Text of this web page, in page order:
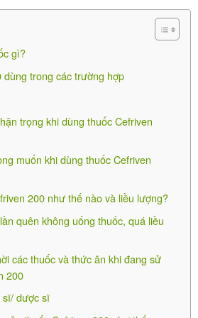
máy móc
hưởng.
mong muốn khi dùng
200
Flexamin ASU
940.000₫
gì?
dùng trong các trường hợp
trọng khi dùng thuốc Cefriven
muốn khi dùng thuốc Cefriven
200 như thế nào và liều lượng?
quên không uống thuốc, quá liều
các thuốc và thức ăn khi đang sử
200
sĩ/ dược sĩ